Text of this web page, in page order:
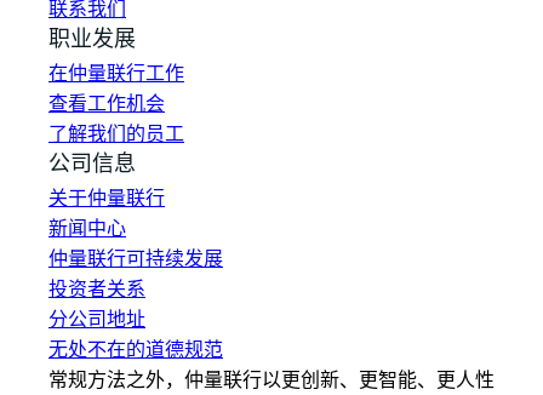
联系我们
职业发展
在仲量联行工作
查看工作机会
了解我们的员工
公司信息
关于仲量联行
新闻中心
仲量联行可持续发展
投资者关系
分公司地址
无处不在的道德规范
常规方法之外，仲量联行以更创新、更智能、更人性